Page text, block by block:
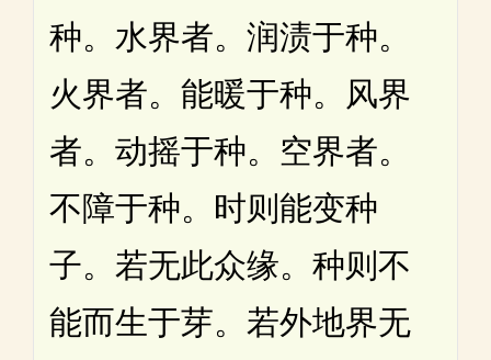
种。水界者。润渍于种。
火界者。能暖于种。风界
者。动摇于种。空界者。
不障于种。时则能变种
子。若无此众缘。种则不
能而生于芽。若外地界无